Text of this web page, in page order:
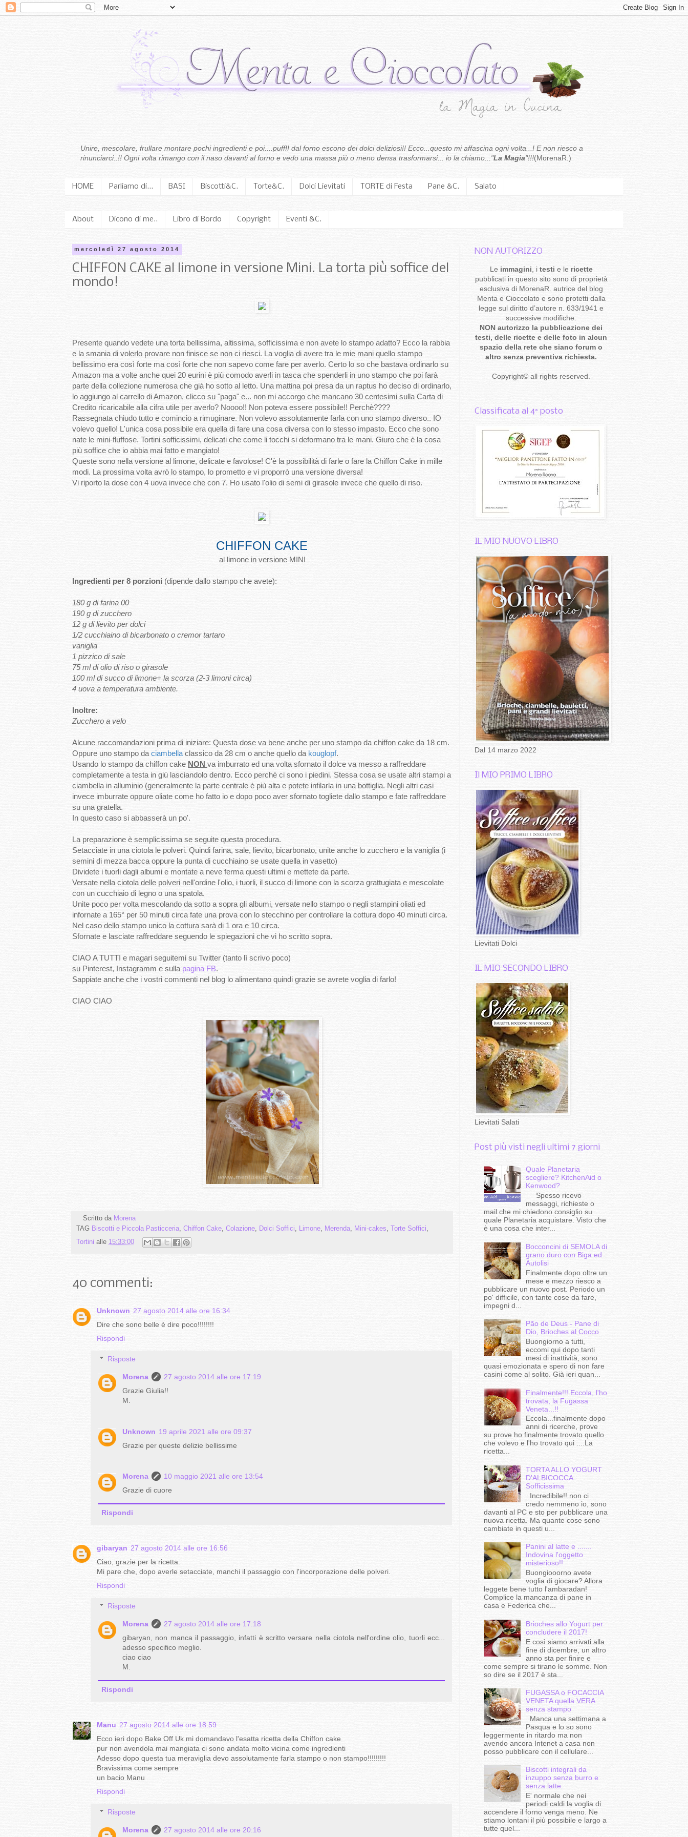
Unire, mescolare, frullare montare pochi ingredienti e poi....puff!! dal forno escono dei dolci deliziosi!! Ecco...questo mi affascina ogni volta...! E non riesco a
rinunciarci..!! Ogni volta rimango con il naso davanti al forno e vedo una massa più o meno densa trasformarsi... io la chiamo..."La Magia"!!!(MorenaR.)
HOME Parliamo di... BASI Biscotti&C. Torte&C. Dolci Lievitati TORTE di Festa Pane &C. Salato
About Dicono di me.. Libro di Bordo Copyright Eventi &C.
mercoledì 27 agosto 2014
CHIFFON CAKE al limone in versione Mini. La torta più soffice del
mondo!
Presente quando vedete una torta bellissima, altissima, sofficissima e non avete lo stampo adatto? Ecco la rabbia
e la smania di volerlo provare non finisce se non ci riesci. La voglia di avere tra le mie mani quello stampo
bellissimo era così forte ma così forte che non sapevo come fare per averlo. Certo lo so che bastava ordinarlo su
Amazon ma a volte anche quei 20 eurini è più comodo averli in tasca che spenderli in uno stampo che poi farà
parte della collezione numerosa che già ho sotto al letto. Una mattina poi presa da un raptus ho deciso di ordinarlo,
lo aggiungo al carrello di Amazon, clicco su "paga" e... non mi accorgo che mancano 30 centesimi sulla Carta di
Credito ricaricabile alla cifra utile per averlo? Noooo!! Non poteva essere possibile!! Perchè????
Rassegnata chiudo tutto e comincio a rimuginare. Non volevo assolutamente farla con uno stampo diverso.. IO
volevo quello! L'unica cosa possibile era quella di fare una cosa diversa con lo stesso impasto. Ecco che sono
nate le mini-fluffose. Tortini sofficissimi, delicati che come li tocchi si deformano tra le mani. Giuro che è la cosa
più soffice che io abbia mai fatto e mangiato!
Queste sono nella versione al limone, delicate e favolose! C'è la possibilità di farle o fare la Chiffon Cake in mille
modi. La prossima volta avrò lo stampo, lo prometto e vi proporrò una versione diversa!
Vi riporto la dose con 4 uova invece che con 7. Ho usato l'olio di semi di girasole invece che quello di riso.
CHIFFON CAKE
al limone in versione MINI
Ingredienti per 8 porzioni (dipende dallo stampo che avete):
180 g di farina 00
190 g di zucchero
12 g di lievito per dolci
1/2 cucchiaino di bicarbonato o cremor tartaro
vaniglia
1 pizzico di sale
75 ml di olio di riso o girasole
100 ml di succo di limone+ la scorza (2-3 limoni circa)
4 uova a temperatura ambiente.
Inoltre:
Zucchero a velo
Alcune raccomandazioni prima di iniziare: Questa dose va bene anche per uno stampo da chiffon cake da 18 cm.
Oppure uno stampo daciambellaclassico da 28 cm o anche quello da kouglopf.
Usando lo stampo da chiffon cake NON va imburrato ed una volta sfornato il dolce va messo a raffreddare
completamente a testa in giù lasciandolo dentro. Ecco perchè ci sono i piedini. Stessa cosa se usate altri stampi a
ciambella in alluminio (generalmente la parte centrale è più alta e potete infilarla in una bottiglia. Negli altri casi
invece imburrate oppure oliate come ho fatto io e dopo poco aver sfornato togliete dallo stampo e fate raffreddare
su una gratella.
In questo caso si abbasserà un po'.
La preparazione è semplicissima se seguite questa procedura.
Setacciate in una ciotola le polveri. Quindi farina, sale, lievito, bicarbonato, unite anche lo zucchero e la vaniglia (i
semini di mezza bacca oppure la punta di cucchiaino se usate quella in vasetto)
Dividete i tuorli dagli albumi e montate a neve ferma questi ultimi e mettete da parte.
Versate nella ciotola delle polveri nell'ordine l'olio, i tuorli, il succo di limone con la scorza grattugiata e mescolate
con un cucchiaio di legno o una spatola.
Unite poco per volta mescolando da sotto a sopra gli albumi, versate nello stampo o negli stampini oliati ed
infornate a 165° per 50 minuti circa fate una prova con lo stecchino per controllare la cottura dopo 40 minuti circa.
Nel caso dello stampo unico la cottura sarà di 1 ora e 10 circa.
Sfornate e lasciate raffreddare seguendo le spiegazioni che vi ho scritto sopra.
CIAO A TUTTI e magari seguitemi su Twitter (tanto lì scrivo poco)
su Pinterest, Instagramm e sulla pagina FB.
Sappiate anche che i vostri commenti nel blog lo alimentano quindi grazie se avrete voglia di farlo!
CIAO CIAO
Scritto da Morena
TAG Biscotti e Piccola Pasticceria, Chiffon Cake, Colazione, Dolci Soffici, Limone, Merenda, Mini-cakes, Torte Soffici,
Tortini alle 15:33:00
40 commenti:
Unknown 27 agosto 2014 alle ore 16:34
Dire che sono belle è dire poco!!!!!!!!
Rispondi
Risposte
Morena
27 agosto 2014 alle ore 17:19
Grazie Giulia!!
M.
Unknown 19 aprile 2021 alle ore 09:37
Grazie per queste delizie bellissime
Morena
10 maggio 2021 alle ore 13:54
Grazie di cuore
Rispondi
gibaryan 27 agosto 2014 alle ore 16:56
Ciao, grazie per la ricetta.
Mi pare che, dopo averle setacciate, manchi il passaggio con l'incorporazione delle polveri.
Rispondi
Risposte
Morena
27 agosto 2014 alle ore 17:18
gibaryan, non manca il passaggio, infatti è scritto versare nella ciotola nell'ordine olio, tuorli ecc...
adesso specifico meglio.
ciao ciao
M.
Rispondi
Manu 27 agosto 2014 alle ore 18:59
Ecco ieri dopo Bake Off Uk mi domandavo l'esatta ricetta della Chiffon cake
pur non avendola mai mangiata ci sono andata molto vicina come ingredienti
Adesso dopo questa tua meraviglia devo assolutamente farla stampo o non stampo!!!!!!!!!
Bravissima come sempre
un bacio Manu
Rispondi
Risposte
Morena 27 agosto 2014 alle ore 20:16
NON AUTORIZZO
Le immagini , i testi e le ricette
pubblicati in questo sito sono di proprietà
esclusiva di MorenaR. autrice del blog
Menta e Cioccolato e sono protetti dalla
legge sul diritto d’autore n. 633/1941 e
successive modifiche.
NON autorizzo la pubblicazione dei
testi, delle ricette e delle foto in alcun
spazio della rete che siano forum o
altro senza preventiva richiesta.
Copyright© all rights reserved
Classificata al 4° posto
IL MIO NUOVO LIBRO
Dal 14 marzo 2022
Il MIO PRIMO LIBRO
Lievitati Dolci
IL MIO SECONDO LIBRO
Lievitati Salati
Post più visti negli ultimi 7 giorni
Quale Planetaria
scegliere? KitchenAid o
Kenwood?
Spesso ricevo
messaggi, richieste o
mail che mi chiedono consiglio su
quale Planetaria acquistare. Visto che
è una cosa che inter...
Bocconcini di SEMOLA di
grano duro con Biga ed
Autolisi
Finalmente dopo oltre un
mese e mezzo riesco a
pubblicare un nuovo post. Periodo un
po' difficile, con tante cose da fare,
impegni d...
Pão de Deus - Pane di
Dio, Brioches al Cocco
Buongiorno a tutti,
eccomi qui dopo tanti
mesi di inattività, sono
quasi emozionata e spero di non fare
casini come al solito. Già ieri quan...
Finalmente!!!.Eccola, l'ho
trovata, la Fugassa
Veneta...!!
Eccola...finalmente dopo
anni di ricerche, prove
su prove ho finalmente trovato quello
che volevo e l'ho trovato qui ....La
ricetta...
TORTA ALLO YOGURT
D'ALBICOCCA
Sofficissima
Incredibile!! non ci
credo nemmeno io, sono
davanti al PC e sto per pubblicare una
nuova ricetta. Ma quante cose sono
cambiate in questi u...
Panini al latte e .......
Indovina l'oggetto
misterioso!!
Buongiooorno avete
voglia di giocare? Allora
leggete bene tutto l'ambaradan!
Complice la mancanza di pane in
casa e Federica che...
Brioches allo Yogurt per
concludere il 2017!
E così siamo arrivati alla
fine di dicembre, un altro
anno sta per finire e
come sempre si tirano le somme. Non
so dire se il 2017 è sta...
FUGASSA o FOCACCIA
VENETA quella VERA
senza stampo
Manca una settimana a
Pasqua e lo so sono
leggermente in ritardo ma non
avendo ancora Intenet a casa non
posso pubblicare con il cellulare...
Biscotti integrali da
inzuppo senza burro e
senza latte.
E' normale che nei
periodi caldi la voglia di
accendere il forno venga meno. Ne
stiamo lontani il più possibile e largo a
tutte quel...